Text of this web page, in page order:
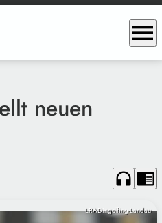
menu
neuen
headphones chrome_reader_mode
LRADingolfing-Landau